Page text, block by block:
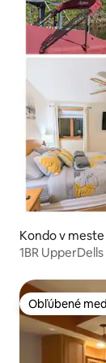
Kondo v
1BR
Obľúbené
Obľúbené